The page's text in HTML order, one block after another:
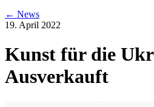
← News
19. April 2022
Kunst für die
Ausverkauft